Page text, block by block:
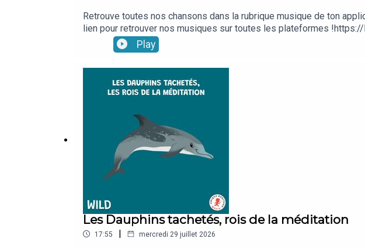
Retrouve toutes nos chansons dans la rubrique musique de ton
lien pour retrouver nos musiques sur toutes les plateformes
Play
Les Dauphins tachetés, rois de la méditation
17:55 | mercredi 29 juillet 2026